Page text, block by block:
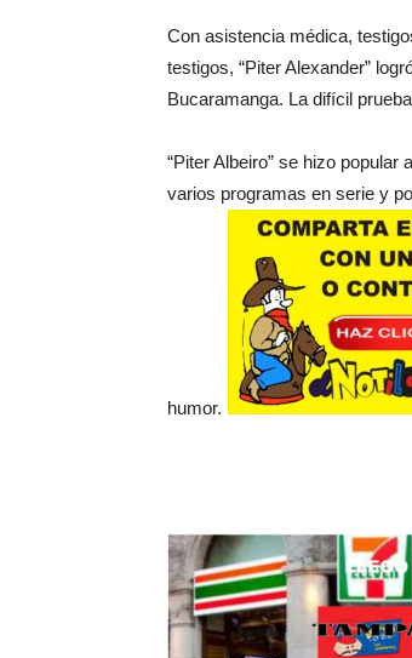
Con asistencia médica,
testigos, “Piter Alexander”
Bucaramanga. La difícil
“Piter Albeiro” se hizo
varios programas en serie y
humor.